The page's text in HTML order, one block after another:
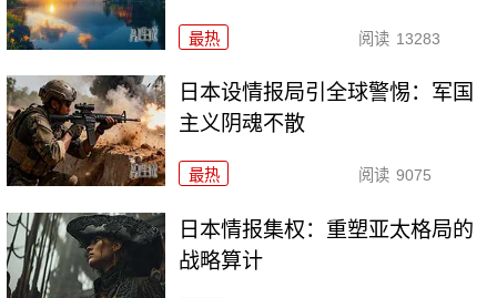
最热 阅读 13283
日本设情报局引全球警惕：军国
主义阴魂不散
最热 阅读 9075
日本情报集权：重塑亚太格局的
战略算计